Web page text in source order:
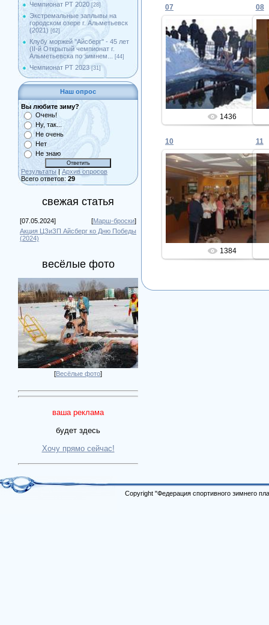
Чемпионат РТ 2020 [28]
Экстремальные заплывы на
городском озере г. Альметьевск
(2021) [62]
Клубу моржей ''Айсберг'' - 45 лет
(II-й Открытый чемпионат г.
Альметьевска по зимнем...
[44]
Чемпионат РТ 2023 [31]
Наш опрос
Вы любите зиму?
Очень!
Ну, так...
Не очень
Нет
Не знаю
Результаты | Архив опросов
Всего ответов: 29
свежая статья
[07.05.2024] [Марш-броски]
Акция ЦЗиЗП Айсберг ко Дню Победы
(2024)
весёлые фото
[Весёлые фото]
ваша реклама
будет здесь
Хочу прямо сейчас!
07
13.02.2013
Admin
1436
08
10
13.02.2013
Admin
1384
11
Copyright "Федерация спортивного зимнего